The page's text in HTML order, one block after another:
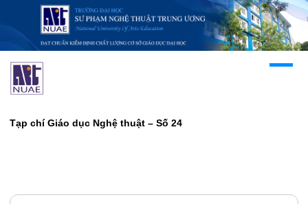
Tạp chí Giáo dục Nghệ thuật – Số 24